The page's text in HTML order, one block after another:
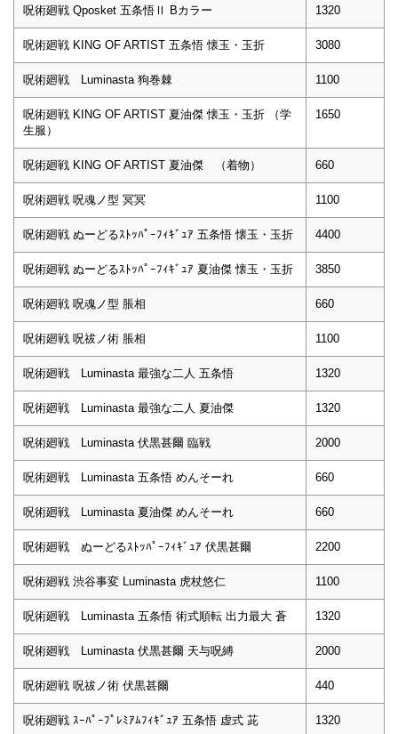
呪術廻戦 Qposket 五条悟Ⅱ Bカラー 1320
呪術廻戦 KING OF ARTIST 五条悟 懐玉・玉折 3080
呪術廻戦 Luminasta 狗巻棘 1100
呪術廻戦 KING OF ARTIST 夏油傑 懐玉・玉折 （学
生服）
1650
呪術廻戦 KING OF ARTIST 夏油傑 （着物） 660
呪術廻戦 呪魂ノ型 冥冥 1100
呪術廻戦 ぬーどるｽﾄｯﾊﾟｰﾌｨｷﾞｭｱ 五条悟 懐玉・玉折 4400
呪術廻戦 ぬーどるｽﾄｯﾊﾟｰﾌｨｷﾞｭｱ 夏油傑 懐玉・玉折 3850
呪術廻戦 呪魂ノ型 脹相 660
呪術廻戦 呪祓ノ術 脹相 1100
呪術廻戦 Luminasta 最強な二人 五条悟 1320
呪術廻戦 Luminasta 最強な二人 夏油傑 1320
呪術廻戦 Luminasta 伏黒甚爾 臨戦 2000
呪術廻戦 Luminasta 五条悟 めんそーれ 660
呪術廻戦 Luminasta 夏油傑 めんそーれ 660
呪術廻戦 ぬーどるｽﾄｯﾊﾟｰﾌｨｷﾞｭｱ 伏黒甚爾 2200
呪術廻戦 渋谷事変 Luminasta 虎杖悠仁 1100
呪術廻戦 Luminasta 五条悟 術式順転 出力最大 蒼 1320
呪術廻戦 Luminasta 伏黒甚爾 天与呪縛 2000
呪術廻戦 呪祓ノ術 伏黒甚爾 440
呪術廻戦 ｽｰﾊﾟｰﾌﾟﾚﾐｱﾑﾌｨｷﾞｭｱ 五条悟 虚式 茈 1320